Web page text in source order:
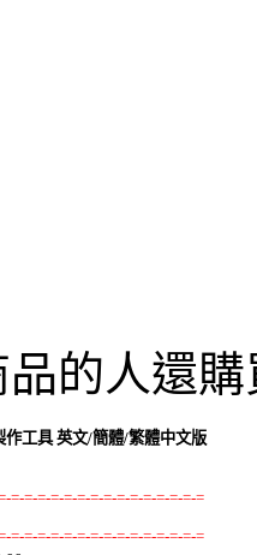
的人還
作工具 英文/簡體/繁體中文版
=-=-=-=-=-=-=-=-=-=-=-=-=-=-=
=-=-=-=-=-=-=-=-=-=-=-=-=-=-=